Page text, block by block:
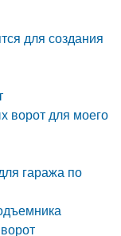
для создания
ворот для моего
гаража по